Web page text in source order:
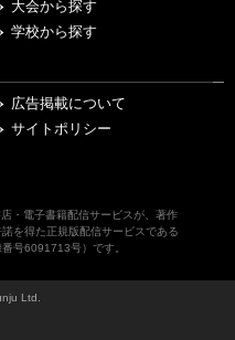
大会から探す
学校から探す
広告掲載について
サイトポリシー
・電子書籍配信サービスが、著作
を得た正規版配信サービスである
号6091713号）です。
Ltd.